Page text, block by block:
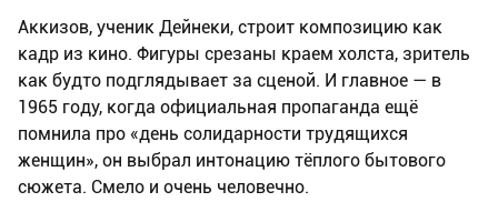
Аккизов, ученик Дейнеки, строит композицию как
кадр из кино. Фигуры срезаны краем холста, зритель
как будто подглядывает за сценой. И главное — в
1965 году, когда официальная пропаганда ещё
помнила про «день солидарности трудящихся
женщин», он выбрал интонацию тёплого бытового
сюжета. Смело и очень человечно.